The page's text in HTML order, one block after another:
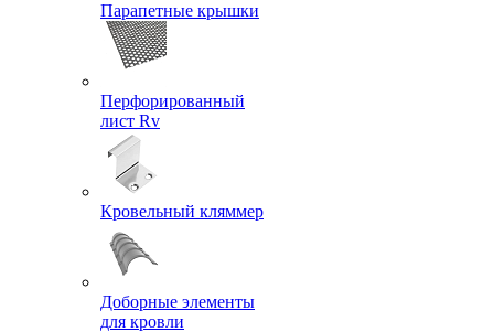
Парапетные крышки
Перфорированный
лист Rv
Кровельный кляммер
Доборные элементы
для кровли